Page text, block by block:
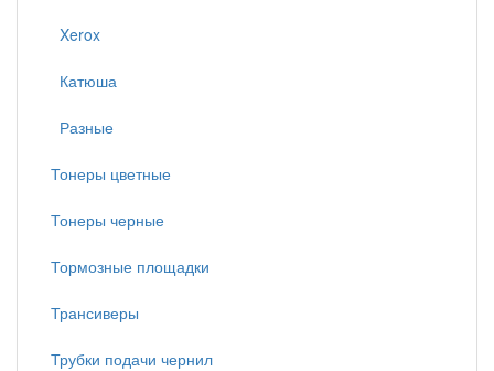
Xerox
Катюша
Разные
Тонеры цветные
Тонеры черные
Тормозные площадки
Трансиверы
Трубки подачи чернил